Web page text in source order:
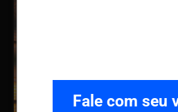
Fale com seu